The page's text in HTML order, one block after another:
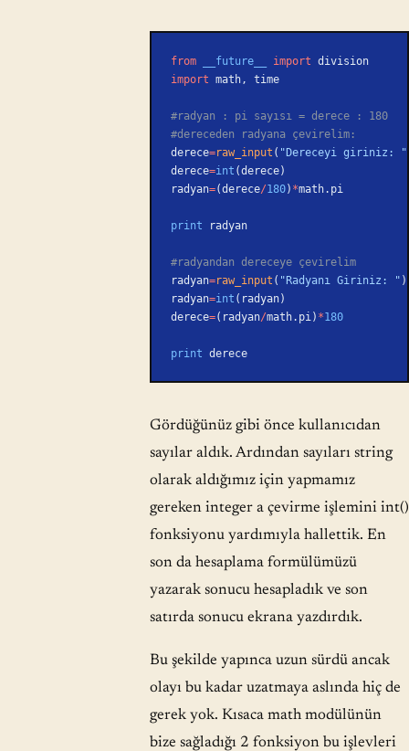
from __future__ import division
import math, time
#radyan : pi sayısı = derece : 180
#dereceden radyana çevirelim:
derece=raw_input ( "Dereceyi giriniz: "
derece=int (derece)
radyan=(derece/180) *math.pi
print radyan
#radyandan dereceye çevirelim
radyan=raw_input ( "Radyanı Giriniz: " )
radyan=int (radyan)
derece=(radyan/math.pi) *180
print derece
Gördüğünüz gibi önce kullanıcıdan
sayılar aldık. Ardından sayıları string
olarak aldığımız için yapmamız
gereken integer a çevirme işlemini int()
fonksiyonu yardımıyla hallettik. En
son da hesaplama formülümüzü
yazarak sonucu hesapladık ve son
satırda sonucu ekrana yazdırdık.
Bu şekilde yapınca uzun sürdü ancak
olayı bu kadar uzatmaya aslında hiç de
gerek yok. Kısaca math modülünün
bize sağladığı 2 fonksiyon bu işlevleri